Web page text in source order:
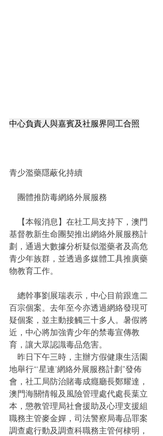
中心負責人與嘉賓及社服界同工合照
青少濫藥隱蔽化持續
團體推防毒網絡外展服務
【本報消息】在社工局支持下，澳門
基督教新生命團契推出網絡外展服務計
劃，通過大數據分析疑似濫藥者及高危
青少年族群，並透過多媒體工具推廣藥
物教育工作。
總幹事劉展瑞表示，中心目前跟進二
百宗個案。去年至今亦透過網絡發現可
疑個案，並主動接觸三十多人。暑假將
近，中心將加強青少年的禁毒宣傳教
育，讓大眾認識毒品危害。
昨日下午三時，主辦方假健康生活園
地舉行“‘星連’網絡外展服務計劃”發佈
會，社工局防治賭毒成癮廳長鄭耀達，
澳門海關情報及風險管理處代處長葉立
本，懲教管理局社會援助及心理支援組
職務主管麥金嬋，司法警察局毒品罪案
調查處行動及調查科職務主管何棣明，